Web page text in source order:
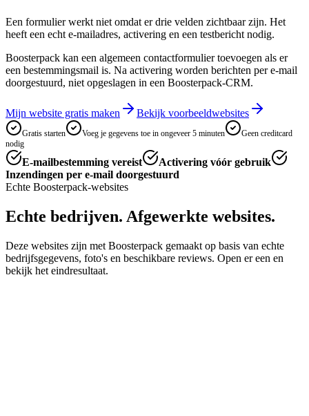
Een formulier werkt niet omdat er drie velden zichtbaar zijn. Het
heeft een echt e-mailadres, activering en een testbericht nodig.
Boosterpack kan een algemeen contactformulier toevoegen als er
een bestemmingsmail is. Na activering worden berichten per e-mail
doorgestuurd, niet opgeslagen in een Boosterpack-CRM.
Mijn website gratis maken Bekijk voorbeeldwebsites
Gratis starten Voeg je gegevens toe in ongeveer 5 minuten
Geen creditcard
nodig
E-mailbestemming vereist
Activering vóór gebruik
Inzendingen per e-mail doorgestuurd
Echte Boosterpack-websites
Echte bedrijven. Afgewerkte websites.
Deze websites zijn met Boosterpack gemaakt op basis van echte
bedrijfsgegevens, foto's en beschikbare reviews. Open er een en
bekijk het eindresultaat.